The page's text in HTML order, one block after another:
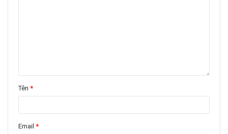
Tên *
Email *